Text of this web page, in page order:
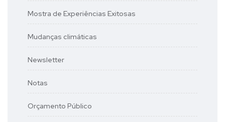
Mostra de Experiências Exitosas
Mudanças climáticas
Newsletter
Notas
Orçamento Público